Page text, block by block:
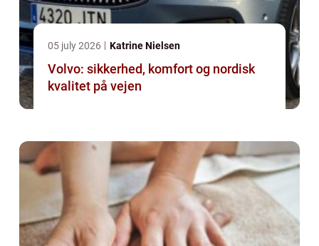
05 july 2026 Katrine Nielsen
Volvo: sikkerhed, komfort og nordisk
kvalitet på vejen